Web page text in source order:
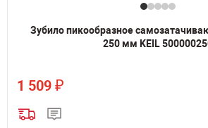
Зубило пикообразное
250 мм KEIL
1 509 ₽